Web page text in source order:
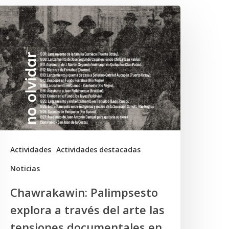
Actividades Actividades destacadas
Noticias
tensiones
documentales
memoria
Chawrakawin: Palimpsesto
explora a través del arte las